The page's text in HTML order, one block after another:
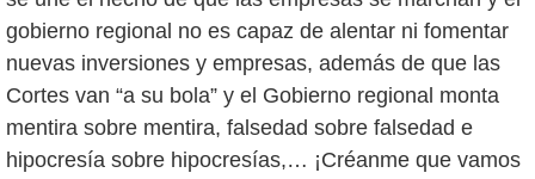
gobierno regional no es capaz de alentar ni fomentar
nuevas inversiones y empresas, además de que las
Cortes van “a su bola” y el Gobierno regional monta
mentira sobre mentira, falsedad sobre falsedad e
hipocresía sobre hipocresías,… ¡Créanme que vamos